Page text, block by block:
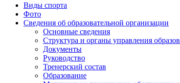
Виды спорта
Фото
Сведения об образовательной организации
Основные сведения
Структура и органы управления
Документы
Руководство
Тренерский состав
Образование